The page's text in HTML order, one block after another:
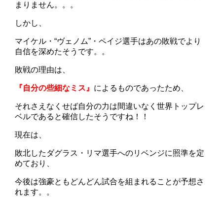
まりません。。。
しかし、
マイケル・“ヴェノム”・ペイジ選手はあの敗戦でより
自信を深めたそうです。。
敗戦の理由は、
『自分の些細なミス』 によるものであったため、
それさえなくせば自分の力は間違いなく世界トップレ
ベルであると確信したそうですね！！
現在は、
敗北したダグラス・リマ選手へのリベンジに照準を定
めており、
今後は強豪ともどんどん試合を組まれることが予想さ
れます。。